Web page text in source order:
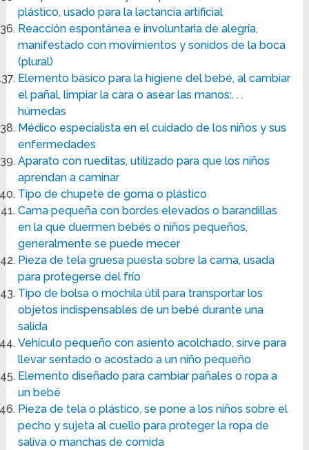
plástico, usado para la lactancia artificial
Reacción espontánea e involuntaria de alegría,
manifestado con movimientos y sonidos de la boca
(plural)
Elemento básico para la higiene del bebé, al cambiar
el pañal, limpiar la cara o asear las manos:. . .
húmedas
Médico especialista en el cuidado de los niños y sus
enfermedades
Aparato con rueditas, utilizado para que los niños
aprendan a caminar
Tipo de chupete de goma o plástico
Cama pequeña con bordes elevados o barandillas
en la que duermen bebés o niños pequeños,
generalmente se puede mecer
Pieza de tela gruesa puesta sobre la cama, usada
para protegerse del frío
Tipo de bolsa o mochila útil para transportar los
objetos indispensables de un bebé durante una
salida
Vehículo pequeño con asiento acolchado, sirve para
llevar sentado o acostado a un niño pequeño
Elemento diseñado para cambiar pañales o ropa a
un bebé
Pieza de tela o plástico, se pone a los niños sobre el
pecho y sujeta al cuello para proteger la ropa de
saliva o manchas de comida